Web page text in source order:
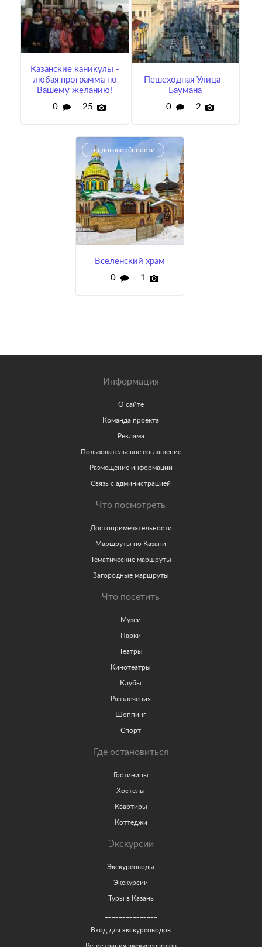
Казанские каникулы -
любая программа по
Вашему желанию!
0
25
Пешеходная Улица -
Баумана
0
2
Вселенский храм
0
1
по договорённости
Информация
О сайте
Команда проекта
Реклама
Пользовательское соглашение
Размещение информации
Связь с администрацией
Что посмотреть
Достопримечательности
Маршруты по Казани
Тематические маршруты
Загородные маршруты
Что посетить
Музеи
Парки
Театры
Кинотеатры
Клубы
Развлечения
Шоппинг
Спорт
Где остановиться
Гостиницы
Хостелы
Квартиры
Коттеджи
Экскурсии
Экскурсоводы
Экскурсии
Туры в Казань
Вход для экскурсоводов